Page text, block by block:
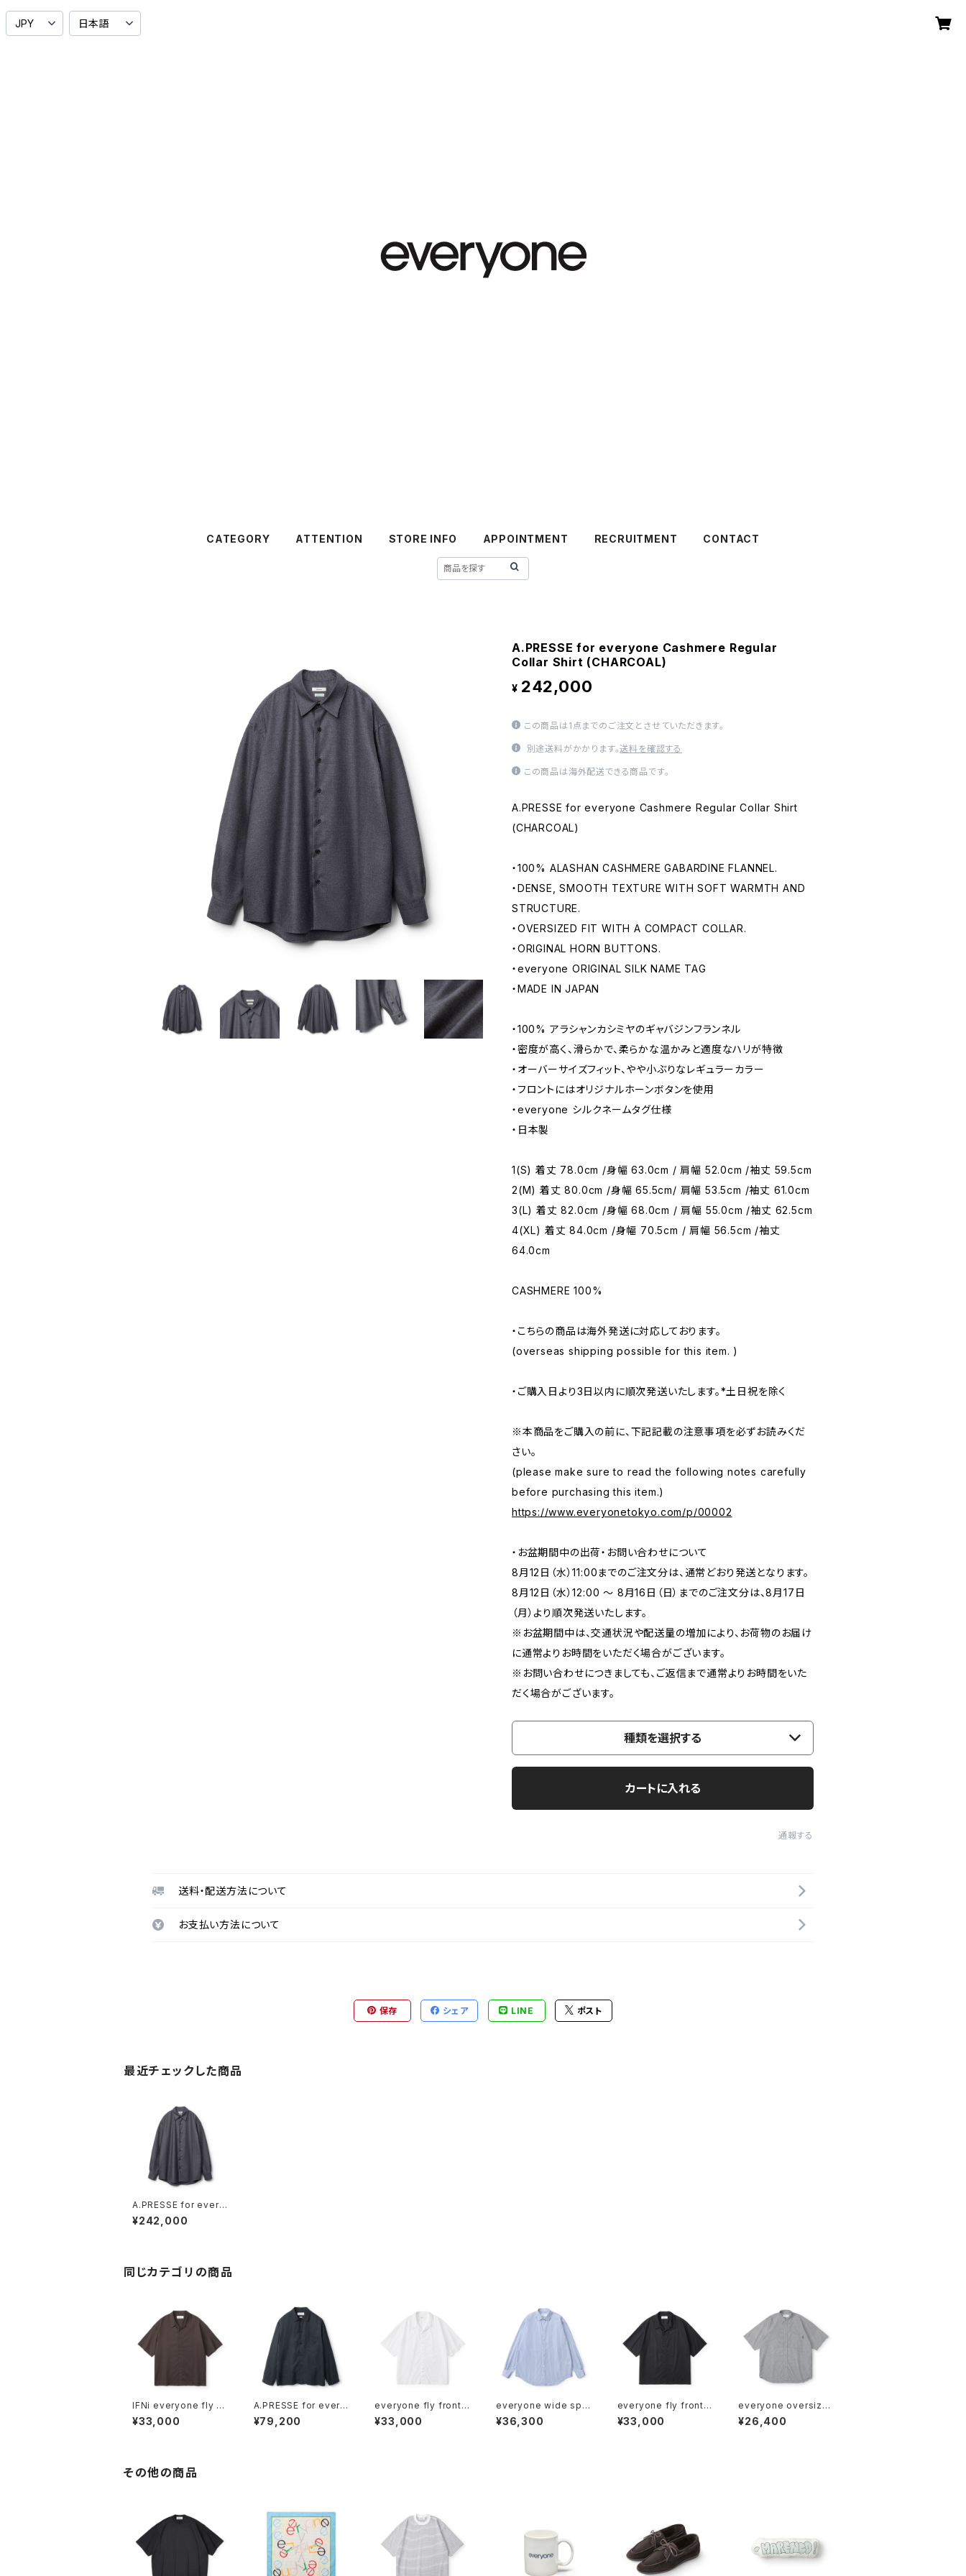
CATEGORY ATTENTION STORE INFO APPOINTMENT RECRUITMENT CONTACT
A.PRESSE for everyone Cashmere Regular
Collar Shirt (CHARCOAL)
¥ 242,000
この商品は1点までのご注文とさせていただきます。
別途送料がかかります。送料を確認する
この商品は海外配送できる商品です。
A.PRESSE for everyone Cashmere Regular Collar Shirt
(CHARCOAL)
・100% ALASHAN CASHMERE GABARDINE FLANNEL.
・DENSE, SMOOTH TEXTURE WITH SOFT WARMTH AND
STRUCTURE.
・OVERSIZED FIT WITH A COMPACT COLLAR.
・ORIGINAL HORN BUTTONS.
・everyone ORIGINAL SILK NAME TAG
・MADE IN JAPAN
・100% アラシャンカシミヤのギャバジンフランネル
・密度が高く、滑らかで、柔らかな温かみと適度なハリが特徴
・オーバーサイズフィット、やや小ぶりなレギュラーカラー
・フロントにはオリジナルホーンボタンを使用
・everyone シルクネームタグ仕様
・日本製
1(S) 着丈 78.0cm /身幅 63.0cm / 肩幅 52.0cm /袖丈 59.5cm
2(M) 着丈 80.0cm /身幅 65.5cm/ 肩幅 53.5cm /袖丈 61.0cm
3(L) 着丈 82.0cm /身幅 68.0cm / 肩幅 55.0cm /袖丈 62.5cm
4(XL) 着丈 84.0cm /身幅 70.5cm / 肩幅 56.5cm /袖丈
64.0cm
CASHMERE 100%
・こちらの商品は海外発送に対応しております。
(overseas shipping possible for this item. )
・ご購入日より3日以内に順次発送いたします。*土日祝を除く
※本商品をご購入の前に、下記記載の注意事項を必ずお読みくだ
さい。
(please make sure to read the following notes carefully
before purchasing this item.)
https://www.everyonetokyo.com/p/00002
・お盆期間中の出荷・お問い合わせについて
8月12日（水）11:00までのご注文分は、通常どおり発送となります。
8月12日（水）12:00 ～ 8月16日（日）までのご注文分は、8月17日
（月）より順次発送いたします。
※お盆期間中は、交通状況や配送量の増加により、お荷物のお届け
に通常よりお時間をいただく場合がございます。
※お問い合わせにつきましても、ご返信まで通常よりお時間をいた
だく場合がございます。
種類を選択する
カートに入れる
通報する
送料・配送方法について
お支払い方法について
保存 シェア LINE ポスト
最近チェックした商品
A.PRESSE for every
one Cashmere Reg
ular Collar Shirt (CH
¥242,000
同じカテゴリの商品
IFNi everyone fly fr
ont open collar shir
t (BROWN)
¥33,000
A.PRESSE for every
one Silk Linen Slee
ping Shirts (BLACK)
¥79,200
everyone fly front
open collar short sl
eeve shirt (WHITE)
¥33,000
everyone wide spr
ead collar shirt (ST
RIPE)
¥36,300
everyone fly front
open collar short sl
eeve shirt (BLACK)
¥33,000
everyone oversize
d B/D check short s
leeve shirt (BLACK)
¥26,400
その他の商品